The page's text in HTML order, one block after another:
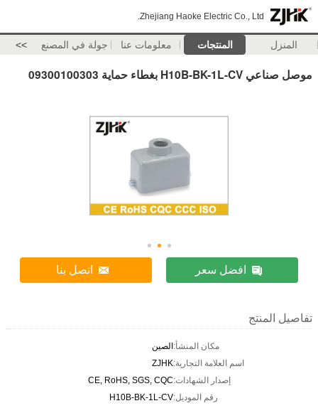
Zhejiang Haoke Electric Co., Ltd.
المنزل المنتجات معلومات عنا جولة في المصنع >>
موصل صناعي H10B-BK-1L-CV بغطاء حماية 09300100303
افضل سعر اتصل بنا
تفاصيل المنتج
مكان المنشأ:الصين
اسم العلامة التجارية:ZJHK
إصدار الشهادات:CE, RoHS, SGS, CQC
رقم الموديل:H10B-BK-1L-CV